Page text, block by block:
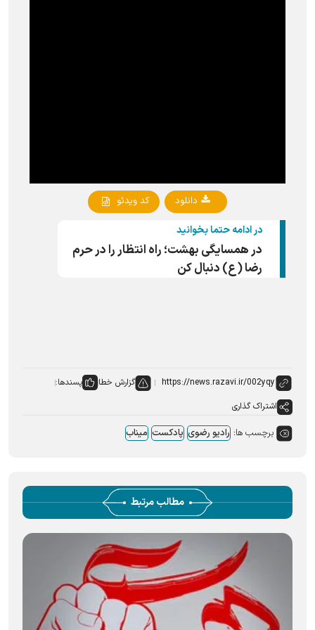
کد ویدئو دانلود
در ادامه حتما بخوانید
در همسایگی بهشت؛ راه انتظار را در حرم
رضا (ع) دنبال کن
گزارش خطا
پسندها:
اشتراک گذاری
برچسب ها: رادیو رضوی پادکست میناب
مطالب مرتبط